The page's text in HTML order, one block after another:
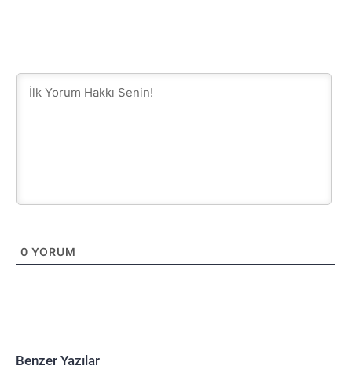
0 YORUM
Benzer Yazılar